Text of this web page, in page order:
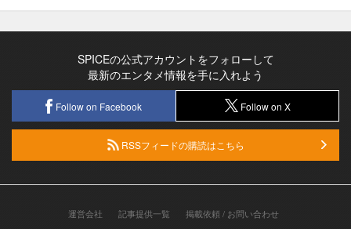
SPICEの公式アカウントをフォローして
最新のエンタメ情報を手に入れよう
Follow on Facebook Follow on X
RSSフィードの購読はこちら
運営会社 記事提供一覧 掲載依頼 / お問い合わせ